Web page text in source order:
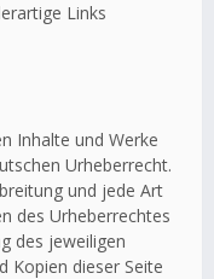
Links
Inhalte und Werke
Urheberrecht.
und jede Art
des Urheberrechtes
des jeweiligen
Kopien dieser Seite